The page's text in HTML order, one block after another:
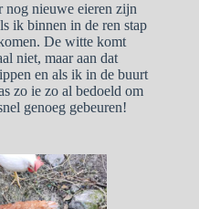
nieuwe eieren zijn
ik binnen in de ren stap
De witte komt
niet, maar aan dat
en als ik in de buurt
zo ie zo al bedoeld om
genoeg gebeuren!